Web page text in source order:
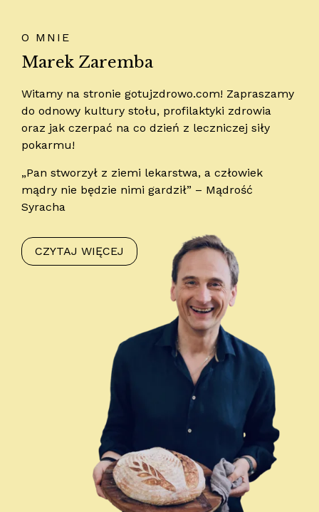
Marek Zaremba
O MNIE
Witamy na stronie gotujzdrowo.com! Zapraszamy
do odnowy kultury stołu, profilaktyki zdrowia
oraz jak czerpać na co dzień z leczniczej siły
pokarmu!
„Pan stworzył z ziemi lekarstwa, a człowiek
mądry nie będzie nimi gardził” – Mądrość
Syracha
CZYTAJ WIĘCEJ